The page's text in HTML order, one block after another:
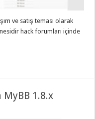
ve satış teması olarak
hack forumları içinde
1.8.x